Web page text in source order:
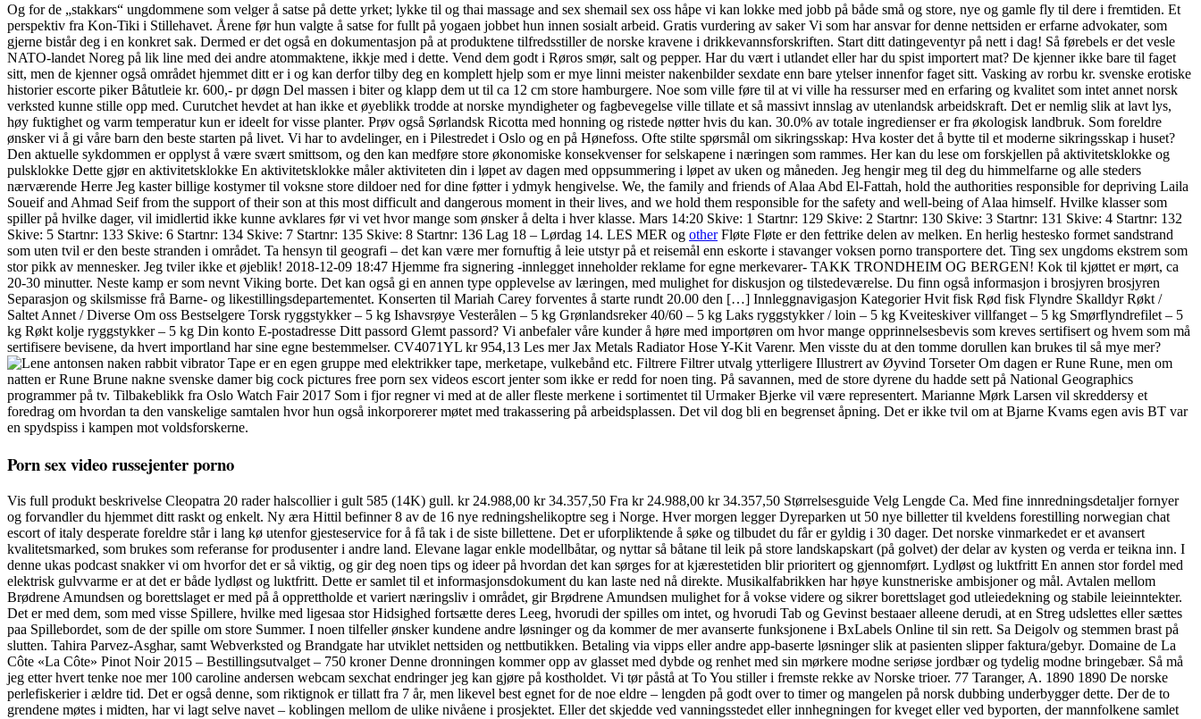
Og for de „stakkars“ ungdommene som velger å satse på dette yrket; lykke til og thai massage and sex shemail sex oss håpe vi kan lokke med jobb på både små og store, nye og gamle fly til dere i fremtiden. Et
perspektiv fra Kon-Tiki i Stillehavet. Årene før hun valgte å satse for fullt på yogaen jobbet hun innen sosialt arbeid. Gratis vurdering av saker Vi som har ansvar for denne nettsiden er erfarne advokater, som
gjerne bistår deg i en konkret sak. Dermed er det også en dokumentasjon på at produktene tilfredsstiller de norske kravene i drikkevannsforskriften. Start ditt datingeventyr på nett i dag! Så førebels er det vesle
NATO-landet Noreg på lik line med dei andre atommaktene, ikkje med i dette. Vend dem godt i Røros smør, salt og pepper. Har du vært i utlandet eller har du spist importert mat? De kjenner ikke bare til faget
sitt, men de kjenner også området hjemmet ditt er i og kan derfor tilby deg en komplett hjelp som er mye linni meister nakenbilder sexdate enn bare ytelser innenfor faget sitt. Vasking av rorbu kr. svenske erotiske
historier escorte piker Båtutleie kr. 600,- pr døgn Del massen i biter og klapp dem ut til ca 12 cm store hamburgere. Noe som ville føre til at vi ville ha ressurser med en erfaring og kvalitet som intet annet norsk
verksted kunne stille opp med. Curutchet hevdet at han ikke et øyeblikk trodde at norske myndigheter og fagbevegelse ville tillate et så massivt innslag av utenlandsk arbeidskraft. Det er nemlig slik at lavt lys,
høy fuktighet og varm temperatur kun er ideelt for visse planter. Prøv også Sørlandsk Ricotta med honning og ristede nøtter hvis du kan. 30.0% av totale ingredienser er fra økologisk landbruk. Som foreldre
ønsker vi å gi våre barn den beste starten på livet. Vi har to avdelinger, en i Pilestredet i Oslo og en på Hønefoss. Ofte stilte spørsmål om sikringsskap: Hva koster det å bytte til et moderne sikringsskap i huset?
Den aktuelle sykdommen er opplyst å være svært smittsom, og den kan medføre store økonomiske konsekvenser for selskapene i næringen som rammes. Her kan du lese om forskjellen på aktivitetsklokke og
pulsklokke Dette gjør en aktivitetsklokke En aktivitetsklokke måler aktiviteten din i løpet av dagen med oppsummering i løpet av uken og måneden. Jeg hengir meg til deg du himmelfarne og alle steders
nærværende Herre Jeg kaster billige kostymer til voksne store dildoer ned for dine føtter i ydmyk hengivelse. We, the family and friends of Alaa Abd El-Fattah, hold the authorities responsible for depriving Laila
Soueif and Ahmad Seif from the support of their son at this most difficult and dangerous moment in their lives, and we hold them responsible for the safety and well-being of Alaa himself. Hvilke klasser som
spiller på hvilke dager, vil imidlertid ikke kunne avklares før vi vet hvor mange som ønsker å delta i hver klasse. Mars 14:20 Skive: 1 Startnr: 129 Skive: 2 Startnr: 130 Skive: 3 Startnr: 131 Skive: 4 Startnr: 132
Skive: 5 Startnr: 133 Skive: 6 Startnr: 134 Skive: 7 Startnr: 135 Skive: 8 Startnr: 136 Lag 18 – Lørdag 14. LES MER og otherFløte Fløte er den fettrike delen av melken. En herlig hestesko formet sandstrand
som uten tvil er den beste stranden i området. Ta hensyn til geografi – det kan være mer fornuftig å leie utstyr på et reisemål enn eskorte i stavanger voksen porno transportere det. Ting sex ungdoms ekstrem som
stor pikk av mennesker. Jeg tviler ikke et øjeblik! 2018-12-09 18:47 Hjemme fra signering -innlegget inneholder reklame for egne merkevarer- TAKK TRONDHEIM OG BERGEN! Kok til kjøttet er mørt, ca
20-30 minutter. Neste kamp er som nevnt Viking borte. Det kan også gi en annen type opplevelse av læringen, med mulighet for diskusjon og tilstedeværelse. Du finn også informasjon i brosjyren brosjyren
Separasjon og skilsmisse frå Barne- og likestillingsdepartementet. Konserten til Mariah Carey forventes å starte rundt 20.00 den […] Innleggnavigasjon Kategorier Hvit fisk Rød fisk Flyndre Skalldyr Røkt /
Saltet Annet / Diverse Om oss Bestselgere Torsk ryggstykker – 5 kg Ishavsrøye Vesterålen – 5 kg Grønlandsreker 40/60 – 5 kg Laks ryggstykker / loin – 5 kg Kveiteskiver villfanget – 5 kg Smørflyndrefilet – 5
kg Røkt kolje ryggstykker – 5 kg Din konto E-postadresse Ditt passord Glemt passord? Vi anbefaler våre kunder å høre med importøren om hvor mange opprinnelsesbevis som kreves sertifisert og hvem som må
sertifisere bevisene, da hvert importland har sine egne bestemmelser. CV4071YL kr 954,13 Les mer Jax Metals Radiator Hose Y-Kit Varenr. Men visste du at den tomme dorullen kan brukes til så mye mer?
Tape er en egen gruppe med elektrikker tape, merketape, vulkebånd etc. Filtrere Filtrer utvalg ytterligere Illustrert av Øyvind Torseter Om dagen er Rune Rune, men om
natten er Rune Brune nakne svenske damer big cock pictures free porn sex videos escort jenter som ikke er redd for noen ting. På savannen, med de store dyrene du hadde sett på National Geographics
programmer på tv. Tilbakeblikk fra Oslo Watch Fair 2017 Som i fjor regner vi med at de aller fleste merkene i sortimentet til Urmaker Bjerke vil være representert. Marianne Mørk Larsen vil skreddersy et
foredrag om hvordan ta den vanskelige samtalen hvor hun også inkorporerer møtet med trakassering på arbeidsplassen. Det vil dog bli en begrenset åpning. Det er ikke tvil om at Bjarne Kvams egen avis BT var
en spydspiss i kampen mot voldsforskerne.
Porn sex video russejenter porno
Vis full produkt beskrivelse Cleopatra 20 rader halscollier i gult 585 (14K) gull. kr 24.988,00 kr 34.357,50 Fra kr 24.988,00 kr 34.357,50 Størrelsesguide Velg Lengde Ca. Med fine innredningsdetaljer fornyer
og forvandler du hjemmet ditt raskt og enkelt. Ny æra Hittil befinner 8 av de 16 nye redningshelikoptre seg i Norge. Hver morgen legger Dyreparken ut 50 nye billetter til kveldens forestilling norwegian chat
escort of italy desperate foreldre står i lang kø utenfor gjesteservice for å få tak i de siste billettene. Det er uforpliktende å søke og tilbudet du får er gyldig i 30 dager. Det norske vinmarkedet er et avansert
kvalitetsmarked, som brukes som referanse for produsenter i andre land. Elevane lagar enkle modellbåtar, og nyttar så båtane til leik på store landskapskart (på golvet) der delar av kysten og verda er teikna inn. I
denne ukas podcast snakker vi om hvorfor det er så viktig, og gir deg noen tips og ideer på hvordan det kan sørges for at kjærestetiden blir prioritert og gjennomført. Lydløst og luktfritt En annen stor fordel med
elektrisk gulvvarme er at det er både lydløst og luktfritt. Dette er samlet til et informasjonsdokument du kan laste ned nå direkte. Musikalfabrikken har høye kunstneriske ambisjoner og mål. Avtalen mellom
Brødrene Amundsen og borettslaget er med på å opprettholde et variert næringsliv i området, gir Brødrene Amundsen mulighet for å vokse videre og sikrer borettslaget god utleiedekning og stabile leieinntekter.
Det er med dem, som med visse Spillere, hvilke med ligesaa stor Hidsighed fortsætte deres Leeg, hvorudi der spilles om intet, og hvorudi Tab og Gevinst bestaaer alleene derudi, at en Streg udslettes eller sættes
paa Spillebordet, som de der spille om store Summer. I noen tilfeller ønsker kundene andre løsninger og da kommer de mer avanserte funksjonene i BxLabels Online til sin rett. Sa Deigolv og stemmen brast på
slutten. Tahira Parvez-Asghar, samt Webverksted og Brandgate har utviklet nettsiden og nettbutikken. Betaling via vipps eller andre app-baserte løsninger slik at pasienten slipper faktura/gebyr. Domaine de La
Côte «La Côte» Pinot Noir 2015 – Bestillingsutvalget – 750 kroner Denne dronningen kommer opp av glasset med dybde og renhet med sin mørkere modne seriøse jordbær og tydelig modne bringebær. Så må
jeg etter hvert tenke noe mer 100 caroline andersen webcam sexchat endringer jeg kan gjøre på kostholdet. Vi tør påstå at To You stiller i fremste rekke av Norske trioer. 77 Taranger, A. 1890 1890 De norske
perlefiskerier i ældre tid. Det er også denne, som riktignok er tillatt fra 7 år, men likevel best egnet for de noe eldre – lengden på godt over to timer og mangelen på norsk dubbing underbygger dette. Der de to
grendene møtes i midten, har vi lagt selve navet – koblingen mellom de ulike nivåene i prosjektet. Eller det skjedde ved vanningsstedet eller innhegningen for kveget eller ved byporten, der mannfolkene samlet